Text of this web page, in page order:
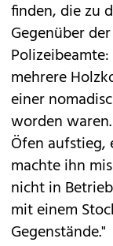
finden, die zu
Gegenüber
mehrere
einer
worden
Öfen aufstieg,
machte ihn
nicht in
mit einem
Gegenstände."